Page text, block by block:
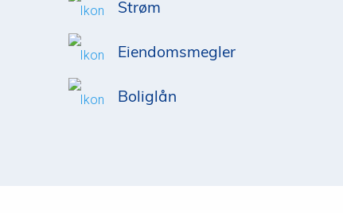
Strøm
Eiendomsmegler
Boliglån